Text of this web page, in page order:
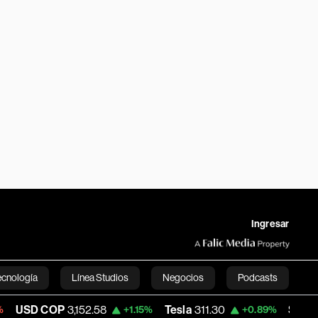
Ingresar
Línea Studios Negocios Podcasts
English
3,152.58 +1.15% Tesla 311.30 +0.89% Space X